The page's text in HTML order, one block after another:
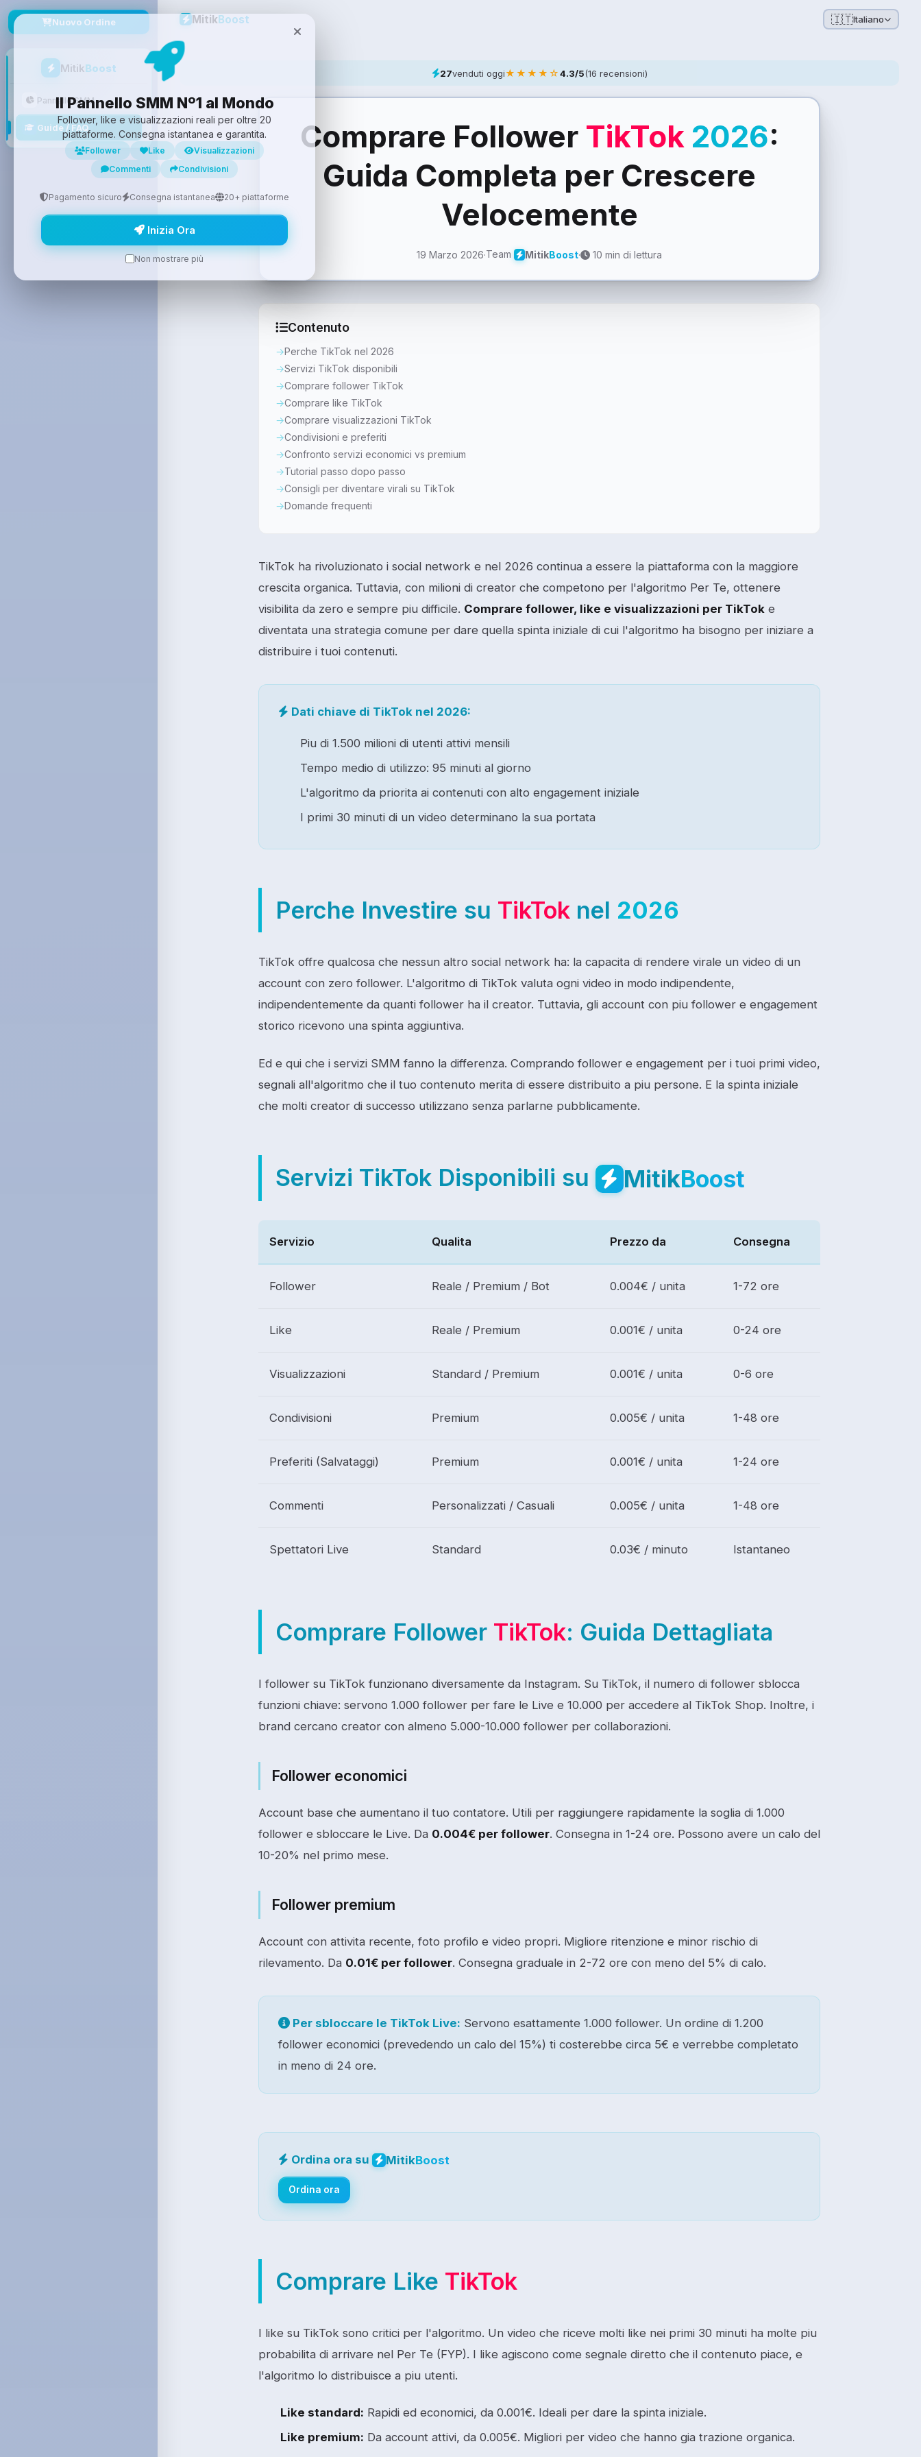
Nuovo Ordine
MitikBoost
Pannello SMM
Guide / FAQ
MitikBoost 🇮🇹Italiano
27venduti oggi★★★★☆4.3/5(16 recensioni)
Comprare Follower TikTok 2026:
Guida Completa per Crescere
Velocemente
19 Marzo 2026·Team MitikBoost· 10 min di lettura
Contenuto
Perche TikTok nel 2026
Servizi TikTok disponibili
Comprare follower TikTok
Comprare like TikTok
Comprare visualizzazioni TikTok
Condivisioni e preferiti
Confronto servizi economici vs premium
Tutorial passo dopo passo
Consigli per diventare virali su TikTok
Domande frequenti
TikTok ha rivoluzionato i social network e nel 2026 continua a essere la piattaforma con la maggiore
crescita organica. Tuttavia, con milioni di creator che competono per l'algoritmo Per Te, ottenere
visibilita da zero e sempre piu difficile. Comprare follower, like e visualizzazioni per TikTok e
diventata una strategia comune per dare quella spinta iniziale di cui l'algoritmo ha bisogno per iniziare a
distribuire i tuoi contenuti.
Dati chiave di TikTok nel 2026:
Piu di 1.500 milioni di utenti attivi mensili
Tempo medio di utilizzo: 95 minuti al giorno
L'algoritmo da priorita ai contenuti con alto engagement iniziale
I primi 30 minuti di un video determinano la sua portata
Perche Investire su TikTok nel 2026
TikTok offre qualcosa che nessun altro social network ha: la capacita di rendere virale un video di un
account con zero follower. L'algoritmo di TikTok valuta ogni video in modo indipendente,
indipendentemente da quanti follower ha il creator. Tuttavia, gli account con piu follower e engagement
storico ricevono una spinta aggiuntiva.
Ed e qui che i servizi SMM fanno la differenza. Comprando follower e engagement per i tuoi primi video,
segnali all'algoritmo che il tuo contenuto merita di essere distribuito a piu persone. E la spinta iniziale
che molti creator di successo utilizzano senza parlarne pubblicamente.
Servizi TikTok Disponibili su MitikBoost
Servizio Qualita Prezzo da Consegna
Follower Reale / Premium / Bot 0.004€ / unita 1-72 ore
Like Reale / Premium 0.001€ / unita 0-24 ore
Visualizzazioni Standard / Premium 0.001€ / unita 0-6 ore
Condivisioni Premium 0.005€ / unita 1-48 ore
Preferiti (Salvataggi) Premium 0.001€ / unita 1-24 ore
Commenti Personalizzati / Casuali 0.005€ / unita 1-48 ore
Spettatori Live Standard 0.03€ / minuto Istantaneo
Comprare Follower TikTok: Guida Dettagliata
I follower su TikTok funzionano diversamente da Instagram. Su TikTok, il numero di follower sblocca
funzioni chiave: servono 1.000 follower per fare le Live e 10.000 per accedere al TikTok Shop. Inoltre, i
brand cercano creator con almeno 5.000-10.000 follower per collaborazioni.
Follower economici
Account base che aumentano il tuo contatore. Utili per raggiungere rapidamente la soglia di 1.000
follower e sbloccare le Live. Da 0.004€ per follower. Consegna in 1-24 ore. Possono avere un calo del
10-20% nel primo mese.
Follower premium
Account con attivita recente, foto profilo e video propri. Migliore ritenzione e minor rischio di
rilevamento. Da 0.01€ per follower. Consegna graduale in 2-72 ore con meno del 5% di calo.
Per sbloccare le TikTok Live: Servono esattamente 1.000 follower. Un ordine di 1.200
follower economici (prevedendo un calo del 15%) ti costerebbe circa 5€ e verrebbe completato
in meno di 24 ore.
Ordina ora su MitikBoost
Ordina ora
Comprare Like TikTok
I like su TikTok sono critici per l'algoritmo. Un video che riceve molti like nei primi 30 minuti ha molte piu
probabilita di arrivare nel Per Te (FYP). I like agiscono come segnale diretto che il contenuto piace, e
l'algoritmo lo distribuisce a piu utenti.
Like standard: Rapidi ed economici, da 0.001€. Ideali per dare la spinta iniziale.
Like premium: Da account attivi, da 0.005€. Migliori per video che hanno gia trazione organica.
Il Pannello SMM Nº1 al Mondo
Follower, like e visualizzazioni reali per oltre 20
piattaforme. Consegna istantanea e garantita.
Follower Like
Visualizzazioni
Commenti
Condivisioni
Pagamento sicuro Consegna istantanea 20+ piattaforme
Inizia Ora
Non mostrare più